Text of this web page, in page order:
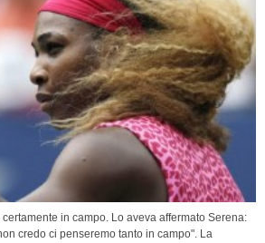
in campo. Lo aveva affermato Serena:
credo ci penseremo tanto in campo". La